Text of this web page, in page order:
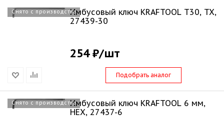
Снято с производстваИмбусовый ключ KRAFTOOL Т30, TX,
27439-30
254 ₽/шт
Подобрать аналог
Снято с производстваИмбусовый ключ KRAFTOOL 6 мм,
HEX, 27437-6